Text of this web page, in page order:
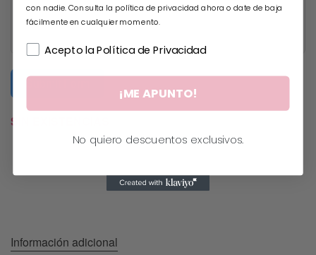
Submit Form
SIN EXISTENCIAS
Información adicional
con nadie. Consulta la política de privacidad ahora o date de baja
fácilmente en cualquier momento.
Acepto la Política de Privacidad
¡ME APUNTO!
No quiero descuentos exclusivos.